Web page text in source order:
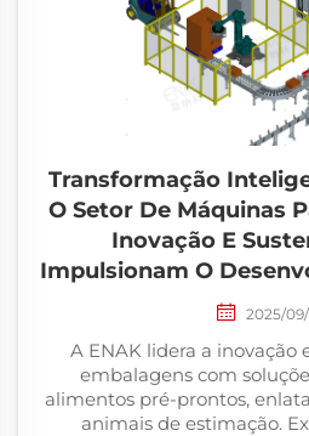
Transformação
O Setor De Máquinas
Inovação E
Impulsionam O
2025/
A ENAK lidera a inovação
embalagens com
alimentos pré-prontos,
animais de estimação.